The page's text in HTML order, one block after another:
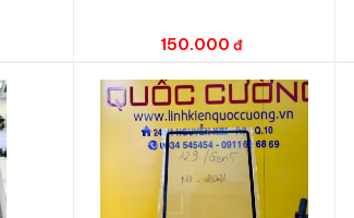
150.000